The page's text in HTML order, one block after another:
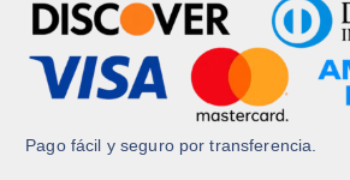
Pago fácil y seguro por transferencia.